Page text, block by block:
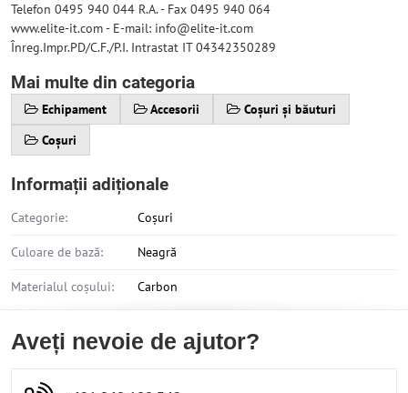
Telefon 0495 940 044 R.A. - Fax 0495 940 064
www.elite-it.com - E-mail: info@elite-it.com
Înreg.Impr.PD/C.F./P.I. Intrastat IT 04342350289
Mai multe din categoria
Echipament Accesorii
Coșuri și băuturi
Coșuri
Informații adiționale
Categorie: Coșuri
Culoare de bază: Neagră
Materialul coșului: Carbon
Aveți nevoie de ajutor?